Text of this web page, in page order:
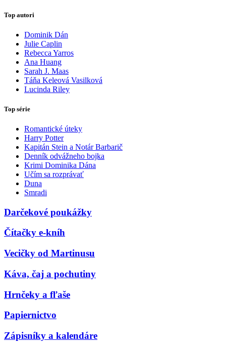
Top autori
Dominik Dán
Julie Caplin
Rebecca Yarros
Ana Huang
Sarah J. Maas
Táňa Keleová Vasilková
Lucinda Riley
Top série
Romantické úteky
Harry Potter
Kapitán Stein a Notár Barbarič
Denník odvážneho bojka
Krimi Dominika Dána
Učím sa rozprávať
Duna
Smradi
Darčekové poukážky
Čítačky e-kníh
Vecičky od Martinusu
Káva, čaj a pochutiny
Hrnčeky a fľaše
Papiernictvo
Zápisníky a kalendáre